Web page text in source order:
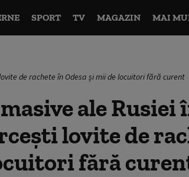
SPORT TV MAGAZIN MAI
de rachete în Odesa și mii de locuitori fără curent
ale Rusiei
lovite de
fără